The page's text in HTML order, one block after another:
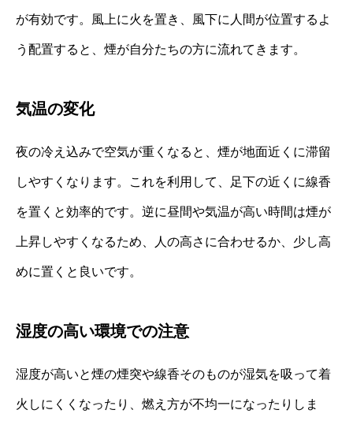
が有効です。風上に火を置き、風下に人間が位置するよ
う配置すると、煙が自分たちの方に流れてきます。
気温の変化
夜の冷え込みで空気が重くなると、煙が地面近くに滞留
しやすくなります。これを利用して、足下の近くに線香
を置くと効率的です。逆に昼間や気温が高い時間は煙が
上昇しやすくなるため、人の高さに合わせるか、少し高
めに置くと良いです。
湿度の高い環境での注意
湿度が高いと煙の煙突や線香そのものが湿気を吸って着
火しにくくなったり、燃え方が不均一になったりしま